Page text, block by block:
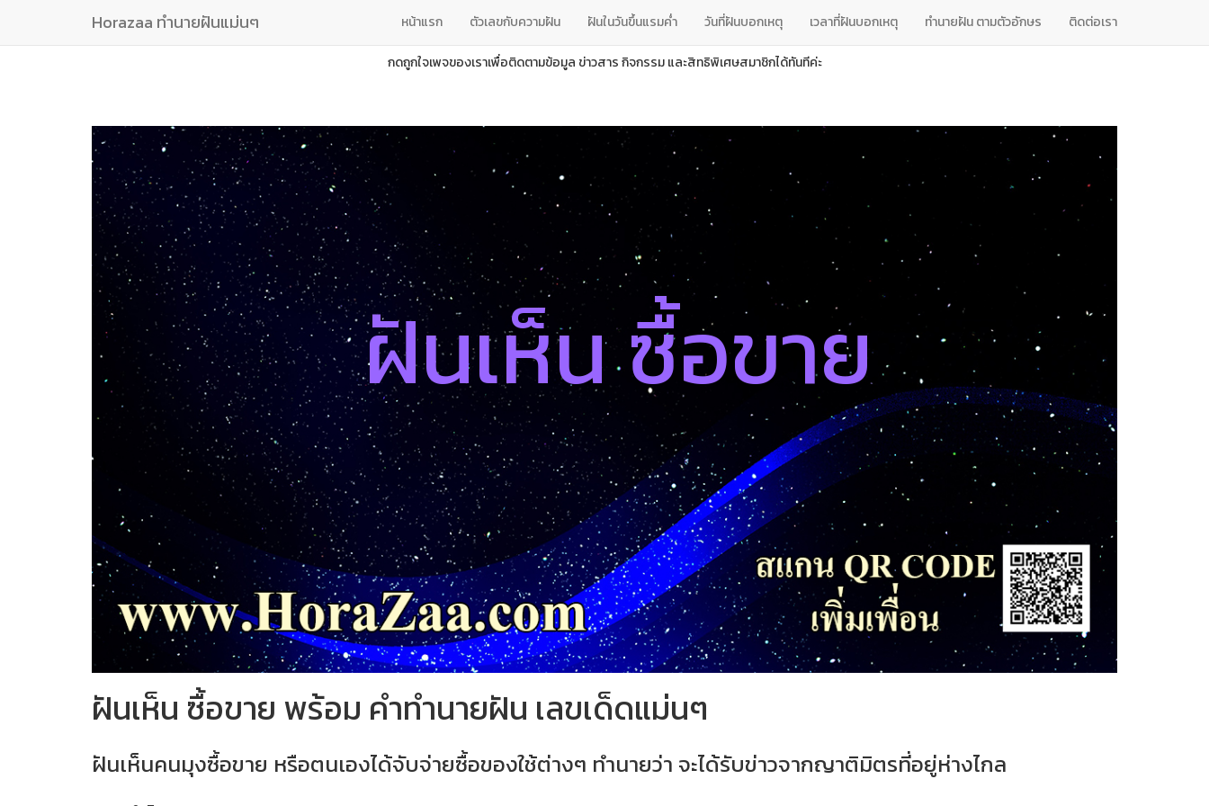
Horazaa ทำนายฝันแม่นๆ หน้าแรก ตัวเลขกับความฝัน ฝันในวันขึ้นแรมค่ำ วันที่ฝันบอกเหตุ เวลาที่ฝันบอกเหตุ ทํานายฝัน ตามตัวอักษร ติดต่อเรา
กดถูกใจเพจของเราเพื่อติดตามข้อมูล ข่าวสาร กิจกรรม และสิทธิพิเศษสมาชิกได้ทันทีค่ะ
ฝันเห็น ซื้อขาย
ฝันเห็น ซื้อขาย พร้อม คำทำนายฝัน เลขเด็ดแม่นๆ
ฝันเห็นคนมุงซื้อขาย หรือตนเองได้จับจ่ายซื้อของใช้ต่างๆ ทำนายว่า จะได้รับข่าวจากญาติมิตรที่อยู่ห่างไกล